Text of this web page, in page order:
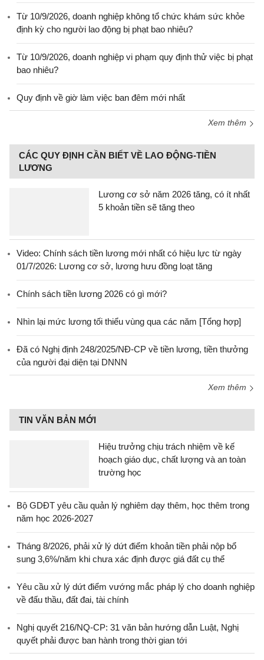
Từ 10/9/2026, doanh nghiệp không tổ chức khám sức khỏe
định kỳ cho người lao động bị phạt bao nhiêu?
Từ 10/9/2026, doanh nghiệp vi phạm quy định thử việc bị phạt
bao nhiêu?
Quy định về giờ làm việc ban đêm mới nhất
Xem thêm
CÁC QUY ĐỊNH CẦN BIẾT VỀ LAO ĐỘNG-TIỀN
LƯƠNG
Lương cơ sở năm 2026 tăng, có ít nhất
5 khoản tiền sẽ tăng theo
Video: Chính sách tiền lương mới nhất có hiệu lực từ ngày
01/7/2026: Lương cơ sở, lương hưu đồng loạt tăng
Chính sách tiền lương 2026 có gì mới?
Nhìn lại mức lương tối thiểu vùng qua các năm [Tổng hợp]
Đã có Nghị định 248/2025/NĐ-CP về tiền lương, tiền thưởng
của người đại diện tại DNNN
Xem thêm
TIN VĂN BẢN MỚI
Hiệu trưởng chịu trách nhiệm về kế
hoạch giáo dục, chất lượng và an toàn
trường học
Bộ GDĐT yêu cầu quản lý nghiêm dạy thêm, học thêm trong
năm học 2026-2027
Tháng 8/2026, phải xử lý dứt điểm khoản tiền phải nộp bổ
sung 3,6%/năm khi chưa xác định được giá đất cụ thể
Yêu cầu xử lý dứt điểm vướng mắc pháp lý cho doanh nghiệp
về đấu thầu, đất đai, tài chính
Nghị quyết 216/NQ-CP: 31 văn bản hướng dẫn Luật, Nghị
quyết phải được ban hành trong thời gian tới